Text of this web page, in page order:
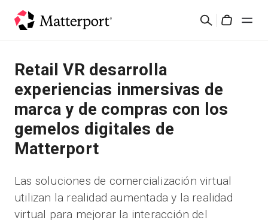
Buscar
Soluciones
Productos
Precios
Novedades
Retail VR desarrolla
experiencias inmersivas de
marca y de compras con los
gemelos digitales de
Matterport
Las soluciones de comercialización virtual
utilizan la realidad aumentada y la realidad
virtual para mejorar la interacción del